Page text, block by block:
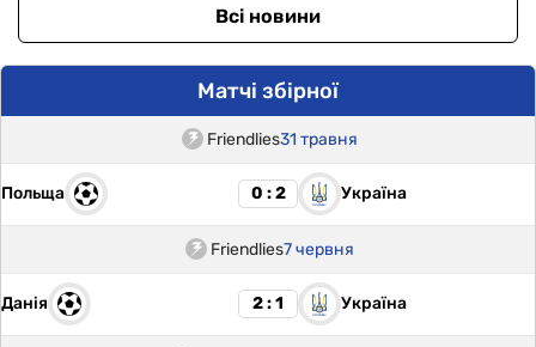
Всі новини
Матчі збірної
Friendlies31 травня
Польща 0 : 2 Україна
Friendlies7 червня
Данія 2 : 1 Україна